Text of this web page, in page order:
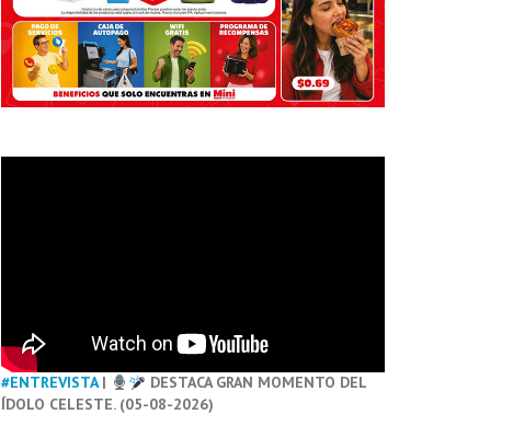
#ENTREVISTA|
DESTACA GRAN MOMENTO DEL
ÍDOLO CELESTE. (05-08-2026)